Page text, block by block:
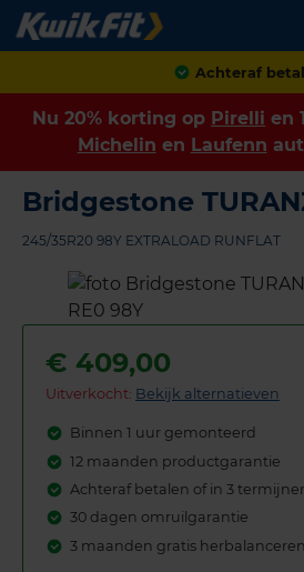
Achteraf
Nu 20% korting op Pirelli en
Michelin en Laufenn
Bridgestone
245/35R20 98Y EXTRALOAD RUNFLAT
€ 409,00
Uitverkocht: Bekijk alternatieven
Binnen 1 uur gemonteerd
12 maanden productgarantie
Achteraf betalen of in 3
30 dagen omruilgarantie
3 maanden gratis herbalanceren